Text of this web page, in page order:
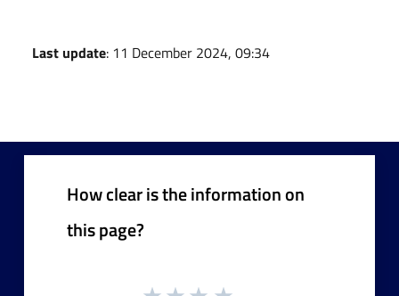
Last update: 11 December 2024, 09:34
How clear is the information on
this page?